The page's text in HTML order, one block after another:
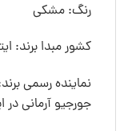
رنگ: مشکی
کشور مبدا برند:
نماینده رسمی
جورجیو آرمانی در